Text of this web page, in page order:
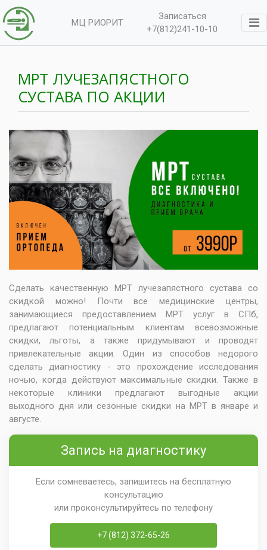
МЦ РИОРИТ
Записаться
+7(812)241-10-10
МРТ ЛУЧЕЗАПЯСТНОГО
СУСТАВА ПО АКЦИИ
Сделать качественную МРТ лучезапястного сустава со
скидкой можно! Почти все медицинские центры,
занимающиеся предоставлением МРТ услуг в СПб,
предлагают потенциальным клиентам всевозможные
скидки, льготы, а также придумывают и проводят
привлекательные акции. Один из способов недорого
сделать диагностику - это прохождение исследования
ночью, когда действуют максимальные скидки. Также в
некоторые клиники предлагают выгодные акции
выходного дня или сезонные скидки на МРТ в январе и
августе.
Запись на диагностику
Если сомневаетесь, запишитесь на бесплатную
консультацию
или проконсультируйтесь по телефону
+7 (812) 372-65-26